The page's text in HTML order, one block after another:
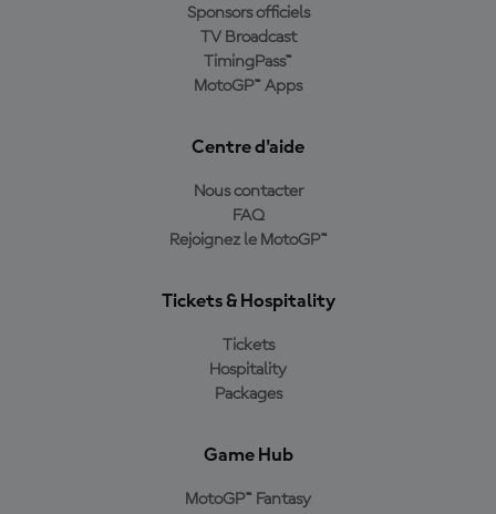
Sponsors officiels
TV Broadcast
TimingPass™
MotoGP™ Apps
Centre d'aide
Nous contacter
FAQ
Rejoignez le MotoGP™
Tickets & Hospitality
Tickets
Hospitality
Packages
Game Hub
MotoGP™ Fantasy